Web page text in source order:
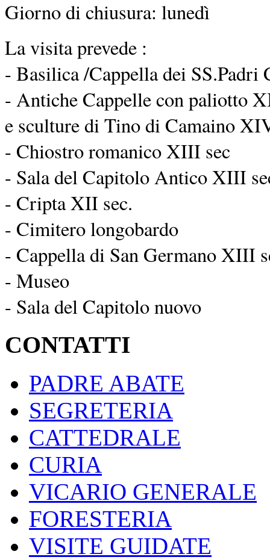
Giorno di chiusura: lunedì
La visita prevede :
- Basilica /Cappella dei
- Antiche Cappelle con paliotto
e sculture di Tino di Camaino
- Chiostro romanico XIII sec
- Sala del Capitolo Antico XIII
- Cripta XII sec.
- Cimitero longobardo
- Cappella di San Germano XIII
- Museo
- Sala del Capitolo nuovo
CONTATTI
PADRE ABATE
SEGRETERIA
CATTEDRALE
CURIA
VICARIO GENERALE
FORESTERIA
VISITE GUIDATE